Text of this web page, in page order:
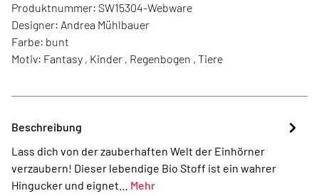
Produktnummer: SW15304-Webware
Designer: Andrea Mühlbauer
Farbe: bunt
Motiv: Fantasy , Kinder , Regenbogen , Tiere
Beschreibung
Lass dich von der zauberhaften Welt der Einhörner
verzaubern! Dieser lebendige Bio Stoff ist ein wahrer
Hingucker und eignet… Mehr